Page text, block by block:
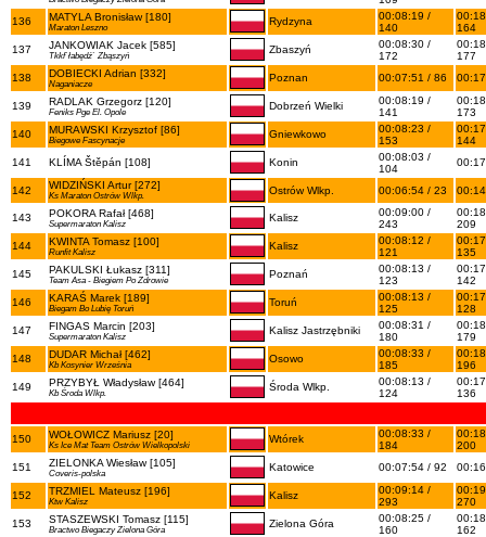
136
MATYLA Bronisław [180]
Maraton Leszno
Rydzyna
00:08:19 /
140
164
137
JANKOWIAK Jacek [585]
Tkkf`łabędź` Zbąszyń
Zbaszyń
00:08:30 /
172
177
138
DOBIECKI Adrian [332]
Naganiacze
Poznan 00:07:51 / 86
139 RADLAK Grzegorz [120]
Feniks Pge El. Opole
Dobrzeń Wielki
00:08:19 /
141
173
140
MURAWSKI Krzysztof [86]
Biegowe Fascynacje
Gniewkowo
00:08:23 /
153
144
141
KLÍMA Štěpán [108] Konin
00:08:03 /
104
142 WIDZIŃSKI Artur [272]
Ks Maraton Ostrów Wlkp. Ostrów Wlkp. 00:06:54 / 23
143 POKORA Rafał [468]
Supermaraton Kalisz
Kalisz
00:09:00 /
243
209
144
KWINTA Tomasz [100]
Runfit Kalisz
Kalisz
00:08:12 /
121
135
145
PAKULSKI Łukasz [311]
Team Asa - Biegiem Po Zdrowie
Poznań
00:08:13 /
123
142
146
KARAŚ Marek [189]
Biegam Bo Lubię Toruń
Toruń
00:08:13 /
125
128
147
FINGAS Marcin [203]
Supermaraton Kalisz
Kalisz Jastrzębniki
00:08:31 /
180
179
148
DUDAR Michał [462]
Kb Kosynier Września
Osowo
00:08:33 /
185
196
149
PRZYBYŁ Władysław [464]
Kb Środa Wlkp.
Środa Wlkp.
00:08:13 /
124
136
150 WOŁOWICZ Mariusz [20]
Ks Ice Mat Team Ostrów Wielkopolski
Wtórek
00:08:33 /
184
200
151
ZIELONKA Wiesław [105]
Coveris-polska
Katowice 00:07:54 / 92
152 TRZMIEL Mateusz [196]
Ktw Kalisz
Kalisz
00:09:14 /
293
270
153
STASZEWSKI Tomasz [115]
Bractwo Biegaczy Zielona Góra
Zielona Góra
00:08:25 /
160
162